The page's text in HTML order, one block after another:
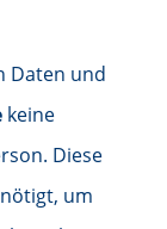
Daten und
keine
Diese
um